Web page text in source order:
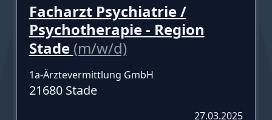
Facharzt Psychiatrie /
Psychotherapie - Region
Stade (m/w/d)
1a-Ärztevermittlung GmbH
21680 Stade
27.03.2025